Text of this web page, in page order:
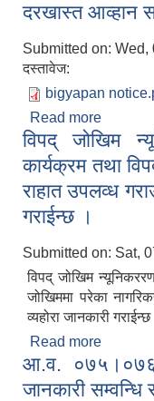
दरखास्त आव्हान
Submitted on: Wed,
दस्तावेज:
bigyapan
Read more
विपद् जोखिम
कार्यक्रम तथा
राहात उपलव्ध
गराईन्छ ।
Submitted on: Sat,
विपद् जोखिम
जोखिममा परेका
व्यहोरा जानकारी गराईन्छ
Read more
कार्यक्रम
उपलव्ध
आ.व.
जानकारी